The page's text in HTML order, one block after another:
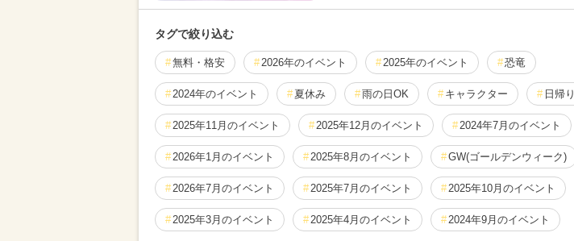
タグで絞り込む
無料・格安 2026年のイベント 2025年のイベント 恐竜
2024年のイベント 夏休み 雨の日OK キャラクター 日帰り
2025年11月のイベント 2025年12月のイベント 2024年7月のイベント
2026年1月のイベント 2025年8月のイベント GW(ゴールデンウィーク)
2026年7月のイベント 2025年7月のイベント 2025年10月のイベント
2025年3月のイベント 2025年4月のイベント 2024年9月のイベント